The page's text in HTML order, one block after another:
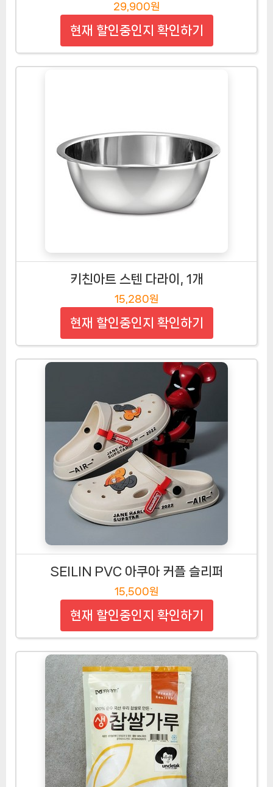
29,900원
현재 할인중인지 확인하기
키친아트 스텐 다라이, 1개
15,280원
현재 할인중인지 확인하기
SEILIN PVC 아쿠아 커플 슬리퍼
15,500원
현재 할인중인지 확인하기